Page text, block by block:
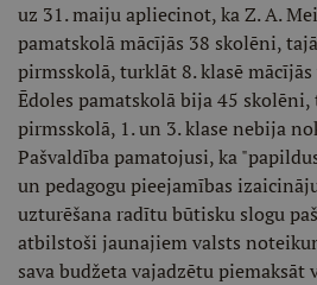
uz 31. maiju apliecinot, ka Z. A.
pamatskolā mācījās 38 skolēni,
pirmsskolā, turklāt 8. klasē
Ēdoles pamatskolā bija 45 skolēni,
pirmsskolā, 1. un 3. klase nebija
Pašvaldība pamatojusi, ka
un pedagogu pieejamības
uzturēšana radītu būtisku slogu
atbilstoši jaunajiem valsts
sava budžeta vajadzētu piemaksāt